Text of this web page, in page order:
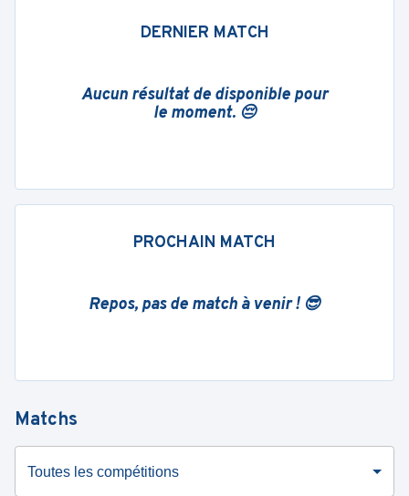
DERNIER MATCH
Aucun résultat de disponible pour
le moment. 😔
PROCHAIN MATCH
Repos, pas de match à venir ! 😎
Matchs
Toutes les compétitions